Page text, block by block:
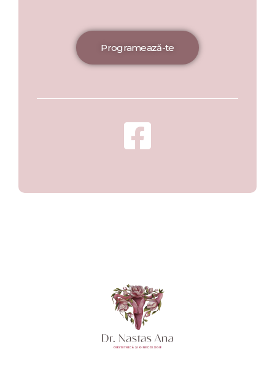
Programează-te